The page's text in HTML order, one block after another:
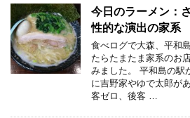
今日のラーメン：
性的な演出の家系
食べログで大森、平和
たらたまたま家系のお
みました。 平和島の駅
に吉野家やゆで太郎が
客ゼロ、後客 …